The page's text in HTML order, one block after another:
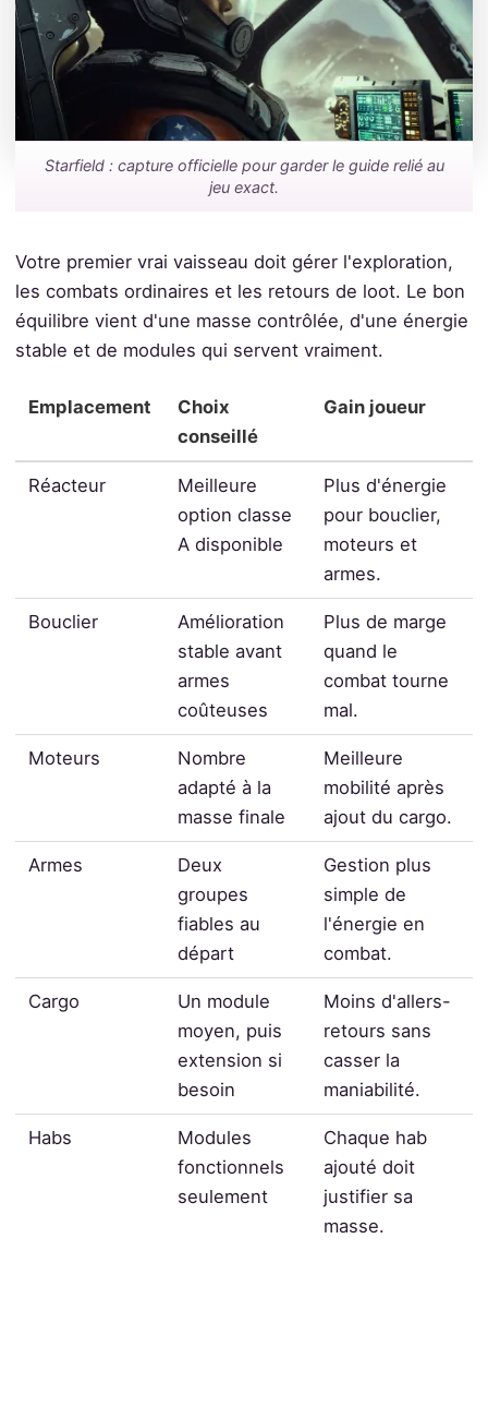
Starfield : capture officielle pour garder le guide relié au
jeu exact.
Votre premier vrai vaisseau doit gérer l'exploration,
les combats ordinaires et les retours de loot. Le bon
équilibre vient d'une masse contrôlée, d'une énergie
stable et de modules qui servent vraiment.
Emplacement
Choix
conseillé
Gain joueur
Réacteur
Meilleure
option classe
A disponible
Plus d'énergie
pour bouclier,
moteurs et
armes.
Bouclier
Amélioration
stable avant
armes
coûteuses
Plus de marge
quand le
combat tourne
mal.
Moteurs
Nombre
adapté à la
masse finale
Meilleure
mobilité après
ajout du cargo.
Armes
Deux
groupes
fiables au
départ
Gestion plus
simple de
l'énergie en
combat.
Cargo
Un module
moyen, puis
extension si
besoin
Moins d'allers-
retours sans
casser la
maniabilité.
Habs
Modules
fonctionnels
seulement
Chaque hab
ajouté doit
justifier sa
masse.